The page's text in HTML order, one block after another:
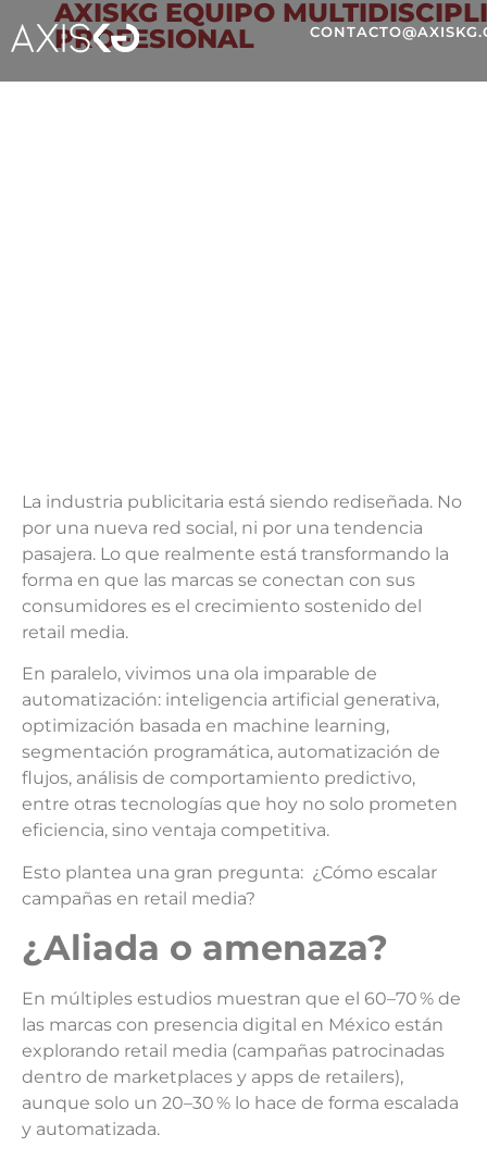
AXISKG EQUIPO
PROFESIONAL
La industria publicitaria está siendo rediseñada. No
por una nueva red social, ni por una tendencia
pasajera. Lo que realmente está transformando la
forma en que las marcas se conectan con sus
consumidores es el crecimiento sostenido del
retail media.
En paralelo, vivimos una ola imparable de
automatización: inteligencia artificial generativa,
optimización basada en machine learning,
segmentación programática, automatización de
flujos, análisis de comportamiento predictivo,
entre otras tecnologías que hoy no solo prometen
eficiencia, sino ventaja competitiva.
Esto plantea una gran pregunta: ¿Cómo escalar
campañas en retail media?
¿Aliada o amenaza?
En múltiples estudios muestran que el 60–70 % de
las marcas con presencia digital en México están
explorando retail media (campañas patrocinadas
dentro de marketplaces y apps de retailers),
aunque solo un 20–30 % lo hace de forma escalada
y automatizada.